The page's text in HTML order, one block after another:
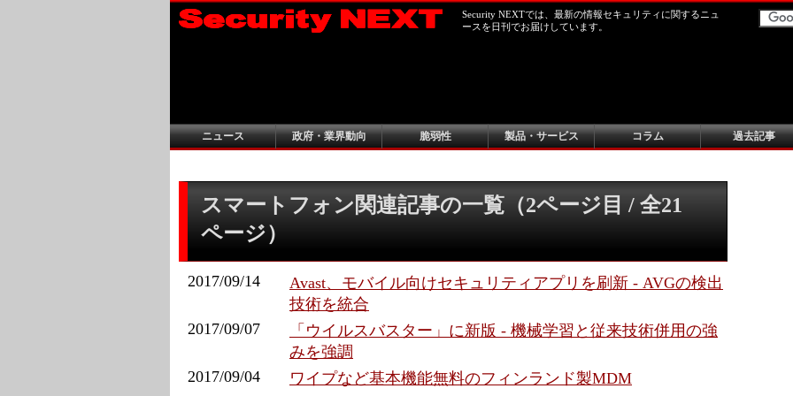
Security NEXTでは、最新の情報セキュリティに関するニュ
ースを日刊でお届けしています。
ニュース 政府・業界動向 脆弱性 製品・サービス コラム 過去記事
スマートフォン関連記事の一覧（2ページ目 / 全21
ページ）
2017/09/14
Avast、モバイル向けセキュリティアプリを刷新 - AVGの検出
技術を統合
2017/09/07
「ウイルスバスター」に新版 - 機械学習と従来技術併用の強
みを強調
2017/09/04
ワイプなど基本機能無料のフィンランド製MDM